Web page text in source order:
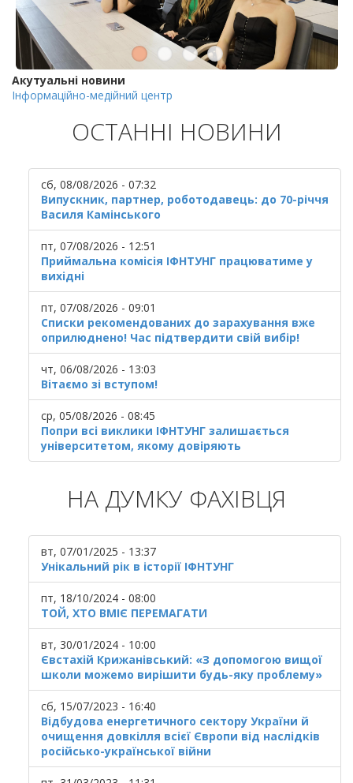
Акутуальні новини
Інформаційно-медійний центр
ОСТАННІ НОВИНИ
сб, 08/08/2026 - 07:32
Випускник, партнер, роботодавець: до 70-річчя
Василя Камінського
пт, 07/08/2026 - 12:51
Приймальна комісія ІФНТУНГ працюватиме у
вихідні
пт, 07/08/2026 - 09:01
Списки рекомендованих до зарахування вже
оприлюднено! Час підтвердити свій вибір!
чт, 06/08/2026 - 13:03
Вітаємо зі вступом!
ср, 05/08/2026 - 08:45
Попри всі виклики ІФНТУНГ залишається
університетом, якому довіряють
НА ДУМКУ ФАХІВЦЯ
вт, 07/01/2025 - 13:37
Унікальний рік в історії ІФНТУНГ
пт, 18/10/2024 - 08:00
ТОЙ, ХТО ВМІЄ ПЕРЕМАГАТИ
вт, 30/01/2024 - 10:00
Євстахій Крижанівський: «З допомогою вищої
школи можемо вирішити будь-яку проблему»
сб, 15/07/2023 - 16:40
Відбудова енергетичного сектору України й
очищення довкілля всієї Європи від наслідків
російсько-української війни